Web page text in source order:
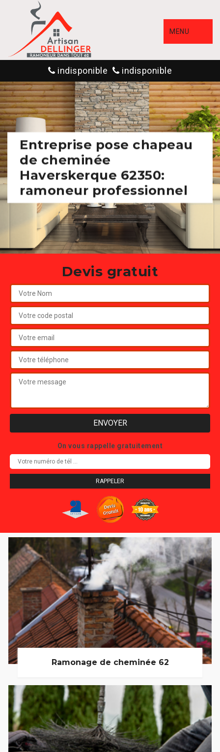
MENU
indisponible indisponible
Entreprise pose chapeau
de cheminée
Haverskerque 62350:
ramoneur professionnel
Devis gratuit
On vous rappelle gratuitement
Ramonage de cheminée 62